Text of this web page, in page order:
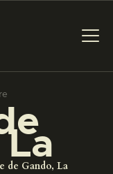
de Gando, La